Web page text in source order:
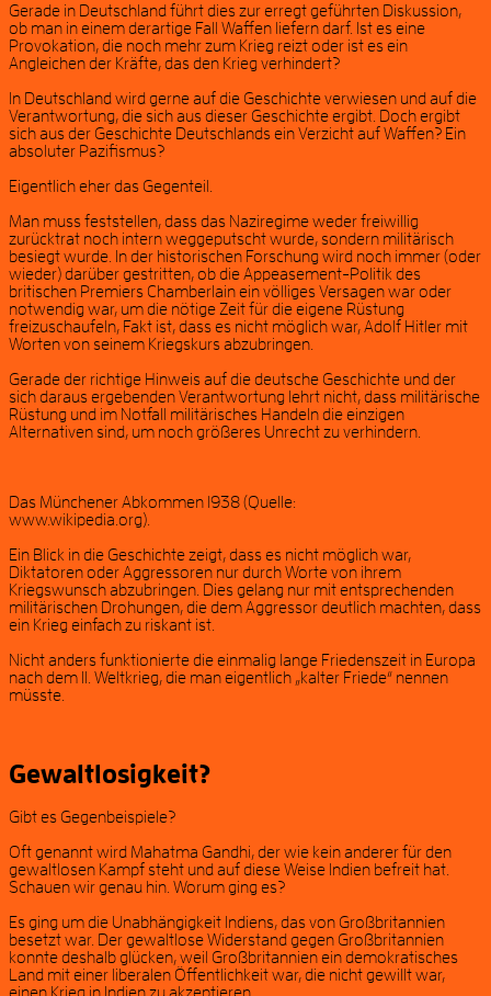
Gerade in Deutschland führt dies zur erregt geführten Diskussion,
ob man in einem derartige Fall Waffen liefern darf. Ist es eine
Provokation, die noch mehr zum Krieg reizt oder ist es ein
Angleichen der Kräfte, das den Krieg verhindert?
In Deutschland wird gerne auf die Geschichte verwiesen und auf die
Verantwortung, die sich aus dieser Geschichte ergibt. Doch ergibt
sich aus der Geschichte Deutschlands ein Verzicht auf Waffen? Ein
absoluter Pazifismus?
Eigentlich eher das Gegenteil.
Man muss feststellen, dass das Naziregime weder freiwillig
zurücktrat noch intern weggeputscht wurde, sondern militärisch
besiegt wurde. In der historischen Forschung wird noch immer (oder
wieder) darüber gestritten, ob die Appeasement-Politik des
britischen Premiers Chamberlain ein völliges Versagen war oder
notwendig war, um die nötige Zeit für die eigene Rüstung
freizuschaufeln, Fakt ist, dass es nicht möglich war, Adolf Hitler mit
Worten von seinem Kriegskurs abzubringen.
Gerade der richtige Hinweis auf die deutsche Geschichte und der
sich daraus ergebenden Verantwortung lehrt nicht, dass militärische
Rüstung und im Notfall militärisches Handeln die einzigen
Alternativen sind, um noch größeres Unrecht zu verhindern.
Das Münchener Abkommen 1938 (Quelle:
www.wikipedia.org).
Ein Blick in die Geschichte zeigt, dass es nicht möglich war,
Diktatoren oder Aggressoren nur durch Worte von ihrem
Kriegswunsch abzubringen. Dies gelang nur mit entsprechenden
militärischen Drohungen, die dem Aggressor deutlich machten, dass
ein Krieg einfach zu riskant ist.
Nicht anders funktionierte die einmalig lange Friedenszeit in Europa
nach dem II. Weltkrieg, die man eigentlich „kalter Friede“ nennen
müsste.
Gewaltlosigkeit?
Gibt es Gegenbeispiele?
Oft genannt wird Mahatma Gandhi, der wie kein anderer für den
gewaltlosen Kampf steht und auf diese Weise Indien befreit hat.
Schauen wir genau hin. Worum ging es?
Es ging um die Unabhängigkeit Indiens, das von Großbritannien
besetzt war. Der gewaltlose Widerstand gegen Großbritannien
konnte deshalb glücken, weil Großbritannien ein demokratisches
Land mit einer liberalen Öffentlichkeit war, die nicht gewillt war,